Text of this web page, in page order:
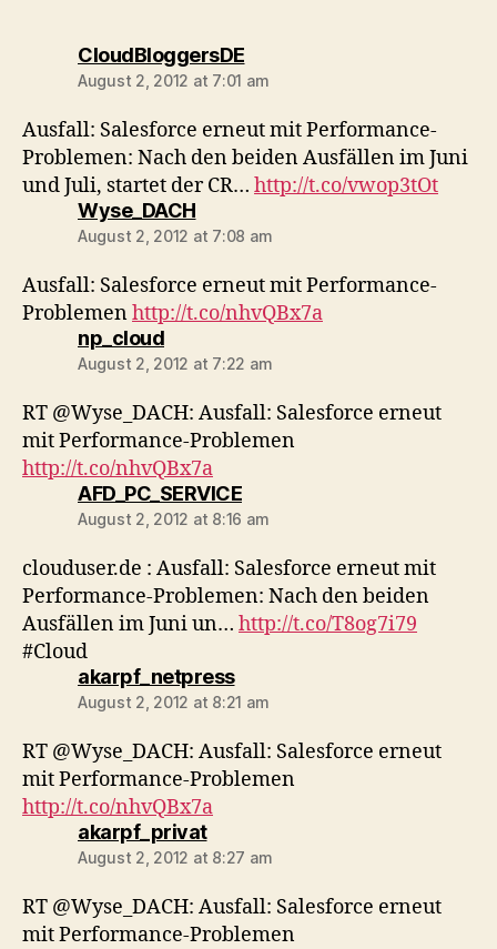
CloudBloggersDEsays:
August 2, 2012 at 7:01 am
Ausfall: Salesforce erneut mit Performance-
Problemen: Nach den beiden Ausfällen im Juni
und Juli, startet der CR… http://t.co/vwop3tOt
Wyse_DACHsays:
August 2, 2012 at 7:08 am
Ausfall: Salesforce erneut mit Performance-
Problemenhttp://t.co/nhvQBx7a
np_cloudsays:
August 2, 2012 at 7:22 am
RT @Wyse_DACH: Ausfall: Salesforce erneut
mit Performance-Problemen
http://t.co/nhvQBx7a
AFD_PC_SERVICEsays:
August 2, 2012 at 8:16 am
clouduser.de : Ausfall: Salesforce erneut mit
Performance-Problemen: Nach den beiden
Ausfällen im Juni un… http://t.co/T8og7i79
#Cloud
akarpf_netpresssays:
August 2, 2012 at 8:21 am
RT @Wyse_DACH: Ausfall: Salesforce erneut
mit Performance-Problemen
http://t.co/nhvQBx7a
akarpf_privatsays:
August 2, 2012 at 8:27 am
RT @Wyse_DACH: Ausfall: Salesforce erneut
mit Performance-Problemen